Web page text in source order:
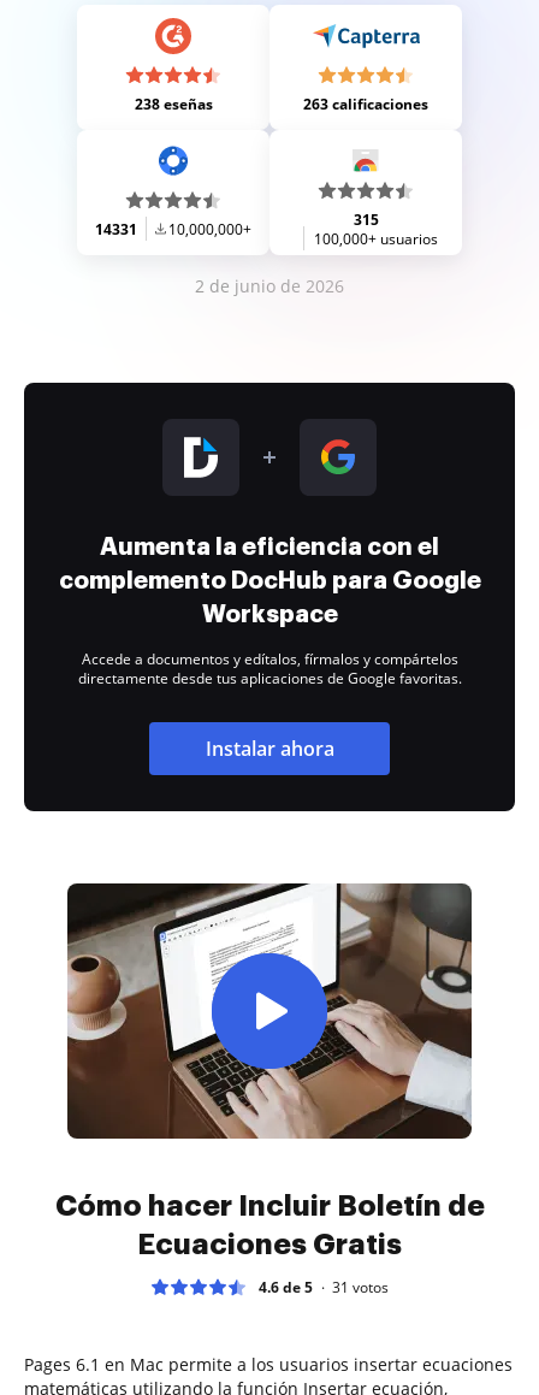
238 eseñas 263 calificaciones
14331 10,000,000+
315
100,000+ usuarios
2 de junio de 2026
Aumenta la eficiencia con el
complemento DocHub para Google
Workspace
Accede a documentos y edítalos, fírmalos y compártelos
directamente desde tus aplicaciones de Google favoritas.
Instalar ahora
Cómo hacer Incluir Boletín de
Ecuaciones Gratis
4.6 de 5 31 votos
Pages 6.1 en Mac permite a los usuarios insertar ecuaciones
matemáticas utilizando la función Insertar ecuación,